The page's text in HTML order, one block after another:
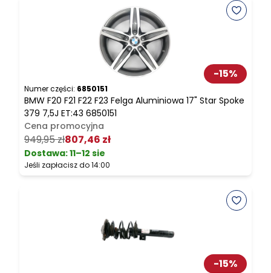
-15%
Numer części: 6850151
BMW F20 F21 F22 F23 Felga Aluminiowa 17" Star Spoke
379 7,5J ET:43 6850151
Cena promocyjna
949,95 zł807,46 zł
Dostawa:11–12 sie
Jeśli zapłacisz do 14:00
-15%